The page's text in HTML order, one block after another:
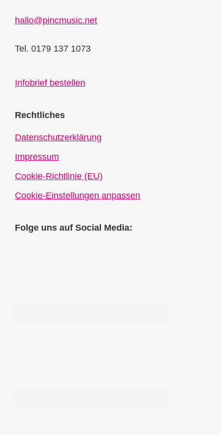
hallo@pincmusic.net
Tel. 0179 137 1073
Infobrief bestellen
Rechtliches
Datenschutzerklärung
Impressum
Cookie-Richtlinie (EU)
Cookie-Einstellungen anpassen
Folge uns auf Social Media: